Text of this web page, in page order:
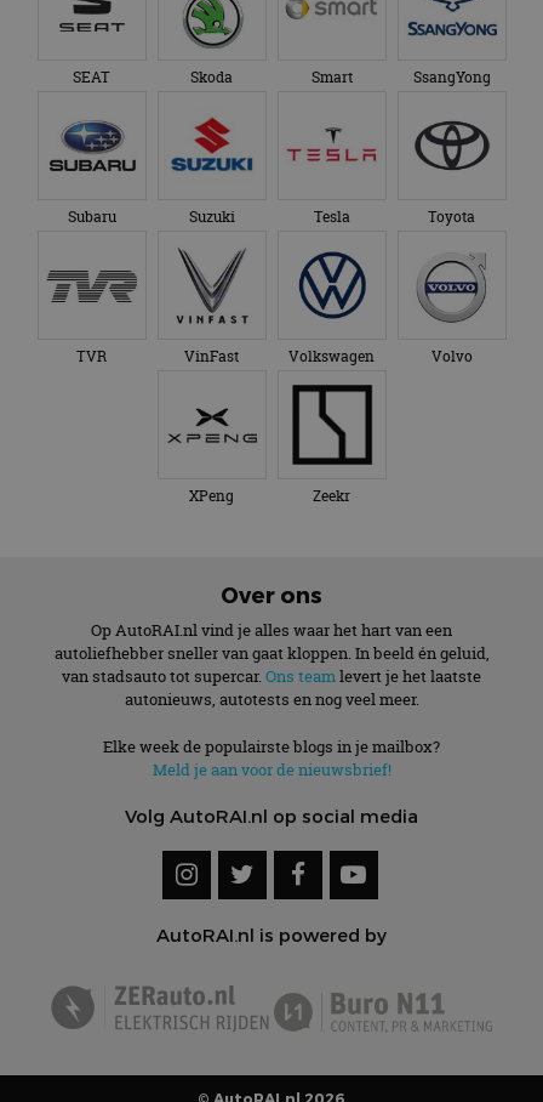
SEAT Skoda Smart SsangYong
Subaru Suzuki Tesla Toyota
TVR VinFast Volkswagen Volvo
XPeng Zeekr
Over ons
Op AutoRAI.nl vind je alles waar het hart van een
autoliefhebber sneller van gaat kloppen. In beeld én geluid,
van stadsauto tot supercar. Ons teamlevert je het laatste
autonieuws, autotests en nog veel meer.
Elke week de populairste blogs in je mailbox?
Meld je aan voor de nieuwsbrief!
Volg AutoRAI.nl op social media
AutoRAI.nl is powered by
© AutoRAI.nl 2026